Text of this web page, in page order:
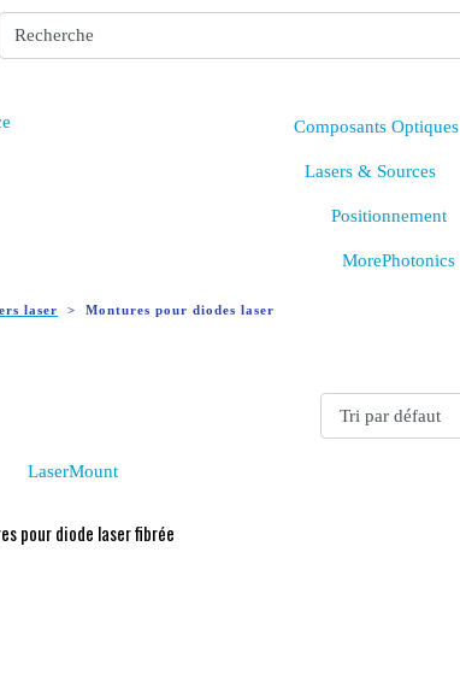
Composants Optiques
Lasers & Sources
Positionnement
MorePhotonics
laser Montures pour diodes laser
pour diode laser fibrée